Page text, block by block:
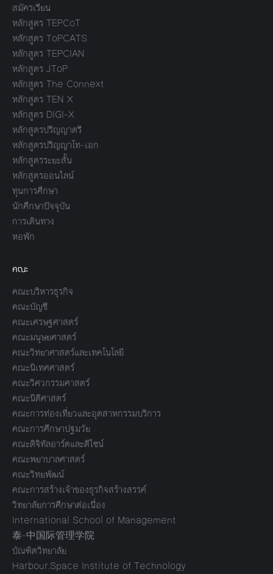
สมัครเรียน
หลักสูตร TEPCoT
หลักสูตร ToPCATS
หลักสูตร TEPCIAN
หลักสูตร JToP
หลักสูตร The Connext
หลักสูตร TEN X
หลักสูตร DIGI-X
หลักสูตรปริญญาตรี
หลักสูตรปริญญาโท-เอก
หลักสูตรระยะสั้น
หลักสูตรออนไลน์
ทุนการศึกษา
นักศึกษาปัจจุบัน
การเดินทาง
หอพัก
คณะ
คณะบริหารธุรกิจ
คณะบัญชี
คณะเศรษฐศาสตร์
คณะมนุษยศาสตร์
คณะวิทยาศาสตร์และเทคโนโลยี
คณะนิเทศศาสตร์
คณะวิศวกรรมศาสตร์
คณะนิติศาสตร์
คณะการท่องเที่ยวและอุตสาหกรรมบริการ
คณะการศึกษาปฐมวัย
คณะดิจิทัลอาร์ตและดีไซน์
คณะพยาบาลศาสตร์
คณะวิทยพัฒน์
คณะการสร้างเจ้าของธุรกิจสร้างสรรค์
วิทยาลัยการศึกษาต่อเนื่อง
International School of Management
泰-中国际管理学院
บัณฑิตวิทยาลัย
Harbour.Space Institute of Technology